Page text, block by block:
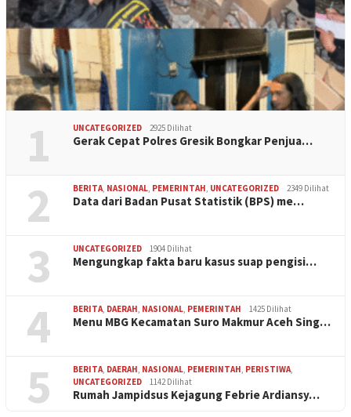
1 UNCATEGORIZED 2925 Dilihat
Gerak Cepat Polres Gresik Bongkar Penjua…
2 BERITA, NASIONAL, PEMERINTAH, UNCATEGORIZED 2349 Dilihat
Data dari Badan Pusat Statistik (BPS) me…
3 UNCATEGORIZED 1904 Dilihat
Mengungkap fakta baru kasus suap pengisi…
4 BERITA, DAERAH, NASIONAL, PEMERINTAH 1425 Dilihat
Menu MBG Kecamatan Suro Makmur Aceh Sing…
5 BERITA, DAERAH, NASIONAL, PEMERINTAH, PERISTIWA,
UNCATEGORIZED
1142 Dilihat
Rumah Jampidsus Kejagung Febrie Ardiansy…